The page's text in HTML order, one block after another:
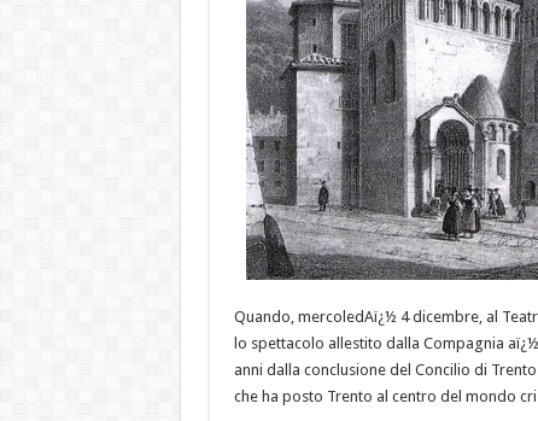
Quando, mercoledAï¿½ 4 dicembre, al
lo spettacolo allestito dalla Compagnia
anni dalla conclusione del Concilio di
che ha posto Trento al centro del mondo